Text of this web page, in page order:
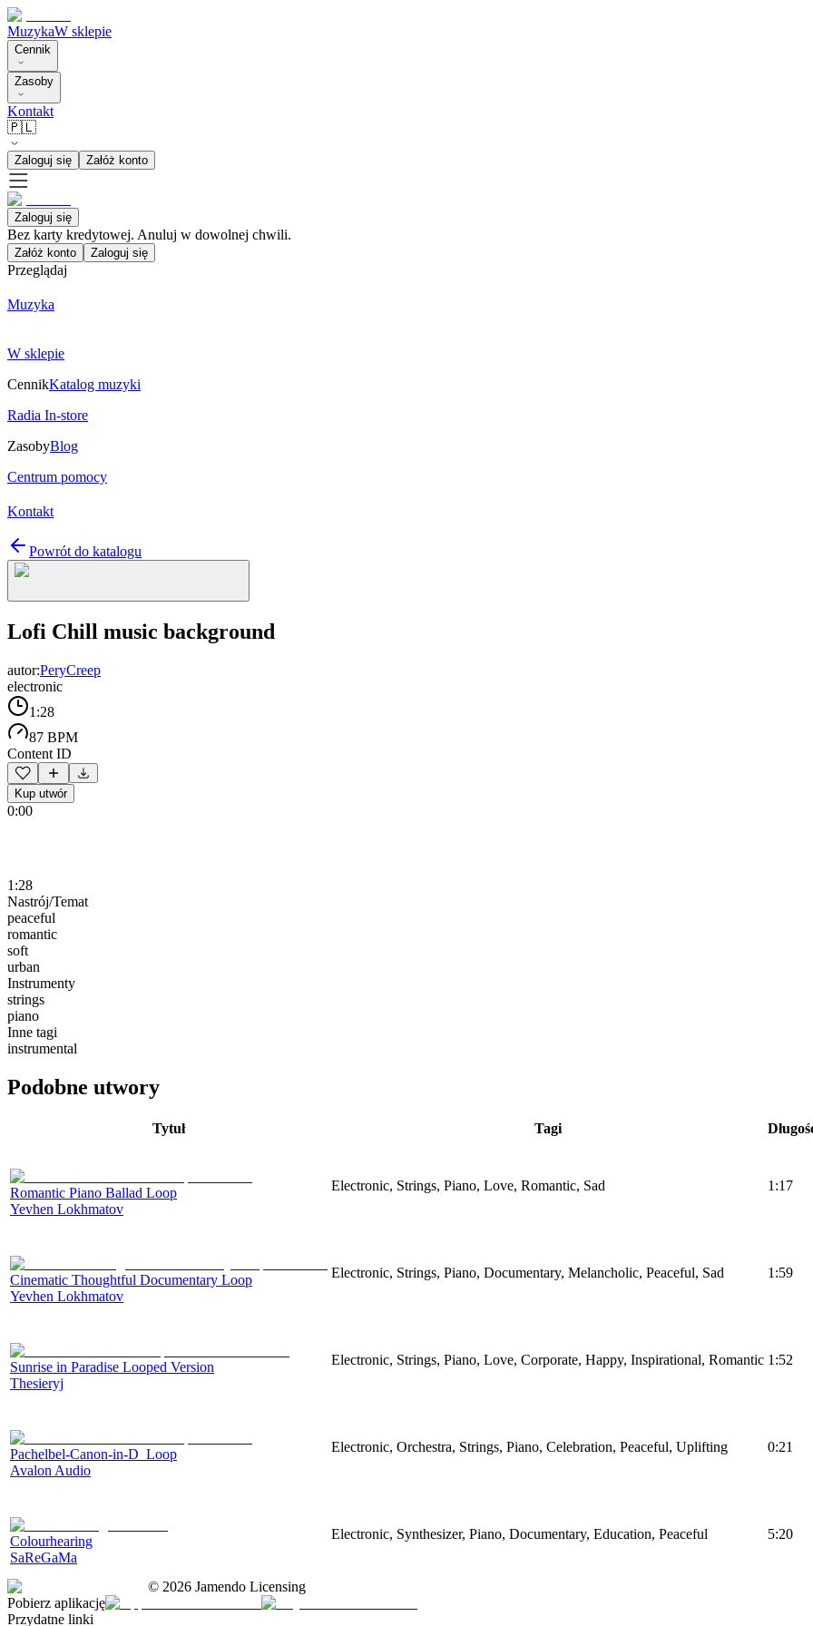
MuzykaW sklepie
Cennik
Zasoby
Kontakt
🇵🇱
Zaloguj się Załóż konto
Zaloguj się
Bez karty kredytowej. Anuluj w dowolnej chwili.
Załóż konto Zaloguj się
Przeglądaj
Muzyka
W sklepie
CennikKatalog muzyki
Radia In-store
ZasobyBlog
Centrum pomocy
Kontakt
Powrót do katalogu
Lofi Chill music background
autor:PeryCreep
electronic
1:28
87 BPM
Content ID
Kup utwór
0:00
1:28
Nastrój/Temat
peaceful
romantic
soft
urban
Instrumenty
strings
piano
Inne tagi
instrumental
Podobne utwory
Tytuł Tagi
Romantic Piano Ballad Loop
Yevhen Lokhmatov
Electronic, Strings, Piano, Love, Romantic, Sad 1:17
Cinematic Thoughtful Documentary Loop
Yevhen Lokhmatov
Electronic, Strings, Piano, Documentary, Melancholic, Peaceful, Sad 1:59
Sunrise in Paradise Looped Version
Thesieryj
Electronic, Strings, Piano, Love, Corporate, Happy, Inspirational, Romantic 1:52
Pachelbel-Canon-in-D_Loop
Avalon Audio
Electronic, Orchestra, Strings, Piano, Celebration, Peaceful, Uplifting 0:21
Colourhearing
SaReGaMa
Electronic, Synthesizer, Piano, Documentary, Education, Peaceful 5:20
© 2026 Jamendo Licensing
Pobierz aplikację
Przydatne linki